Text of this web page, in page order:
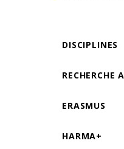
DISCIPLINES
RECHERCHE
ERASMUS
HARMA+